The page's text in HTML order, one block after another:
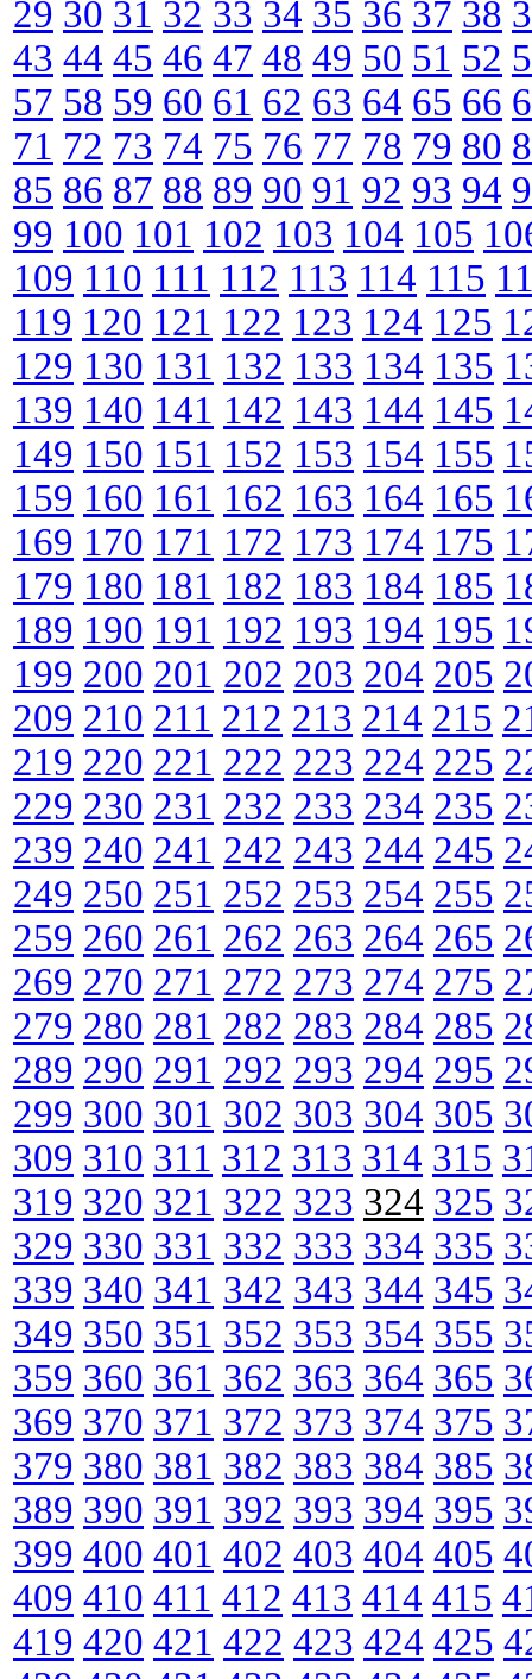
29 30 31 32 33 34 35 36 37 38
43 44 45 46 47 48 49 50 51 52
57 58 59 60 61 62 63 64 65 66
71 72 73 74 75 76 77 78 79 80
85 86 87 88 89 90 91 92 93 94
99 100 101 102 103 104 105
109 110 111 112 113 114 115
119 120 121 122 123 124 125
129 130 131 132 133 134 135
139 140 141 142 143 144 145
149 150 151 152 153 154 155
159 160 161 162 163 164 165
169 170 171 172 173 174 175
179 180 181 182 183 184 185
189 190 191 192 193 194 195
199 200 201 202 203 204 205
209 210 211 212 213 214 215
219 220 221 222 223 224 225
229 230 231 232 233 234 235
239 240 241 242 243 244 245
249 250 251 252 253 254 255
259 260 261 262 263 264 265
269 270 271 272 273 274 275
279 280 281 282 283 284 285
289 290 291 292 293 294 295
299 300 301 302 303 304 305
309 310 311 312 313 314 315
319 320 321 322 323 324 325
329 330 331 332 333 334 335
339 340 341 342 343 344 345
349 350 351 352 353 354 355
359 360 361 362 363 364 365
369 370 371 372 373 374 375
379 380 381 382 383 384 385
389 390 391 392 393 394 395
399 400 401 402 403 404 405
409 410 411 412 413 414 415
419 420 421 422 423 424 425